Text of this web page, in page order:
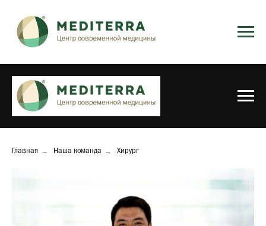
Главная → Наша команда → Хирург